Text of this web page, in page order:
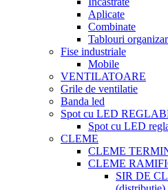
Aplicate
Combinate
Tablouri
Fise industriale
Mobile
VENTILATOARE
Grile de ventilatie
Banda led
Spot cu LED
Spot cu LED
CLEME
CLEME
CLEME
SIR DE